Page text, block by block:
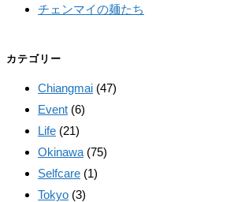
チェンマイの麺たち
カテゴリー
Chiangmai (47)
Event (6)
Life (21)
Okinawa (75)
Selfcare (1)
Tokyo (3)